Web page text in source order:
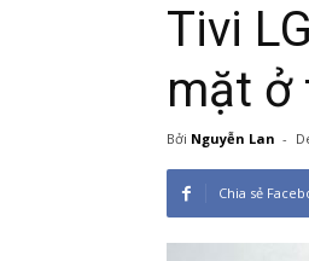
Tivi
mặt ở
Bởi Nguyễn Lan -
Chia sẻ